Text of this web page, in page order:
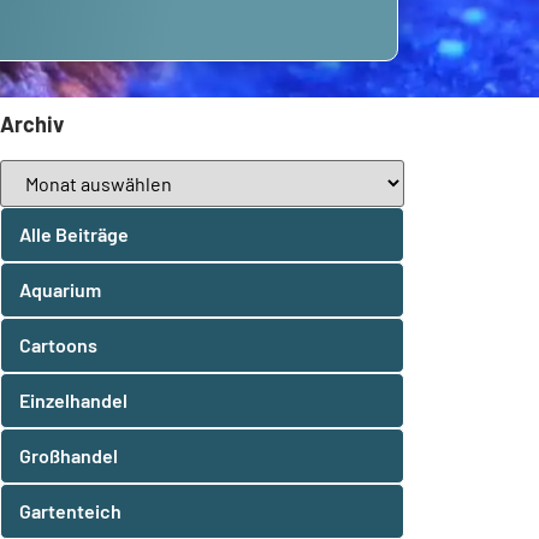
Archiv
Alle Beiträge
Aquarium
Cartoons
Einzelhandel
Großhandel
Gartenteich